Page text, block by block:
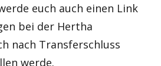
euch auch einen Link
bei der Hertha
nach Transferschluss
werde.